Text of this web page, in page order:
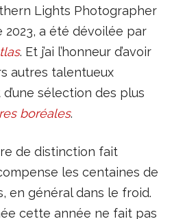
Lights Photographer
2023, a été dévoilée par
. Et j’ai l’honneur d’avoir
autres talentueux
sélection des plus
boréales.
de distinction fait
les centaines de
en général dans le froid.
cette année ne fait pas